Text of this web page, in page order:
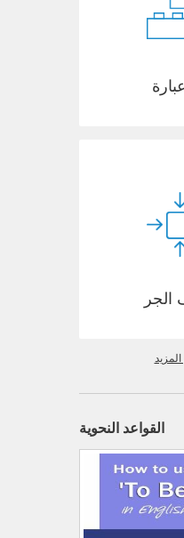
القواعد النحوية